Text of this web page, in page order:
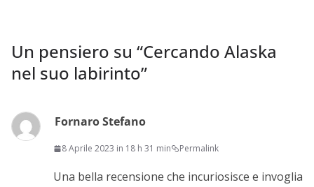
Un pensiero su “Cercando Alaska
nel suo labirinto”
Fornaro Stefano
8 Aprile 2023 in 18 h 31 min Permalink
Una bella recensione che incuriosisce e invoglia